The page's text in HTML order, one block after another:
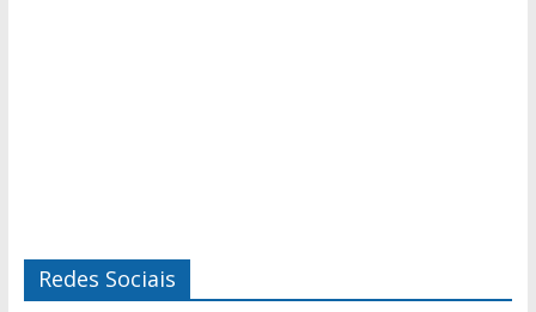
Redes Sociais